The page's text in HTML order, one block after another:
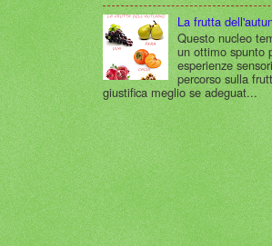
La frutta
Questo nucleo
un ottimo spunto
esperienze
percorso sulla
giustifica meglio se adeguat...